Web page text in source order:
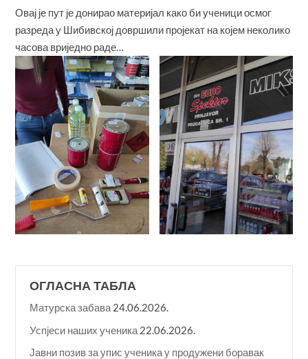
Овај је пут је донирао материјал како би ученици осмог
разреда у Шибивској довршили пројекат на којем неколико
часова вриједно раде…
ОГЛАСНА ТАБЛА
Матурска забава 24.06.2026.
Успјеси наших ученика 22.06.2026.
Јавни позив за упис ученика у продужени боравак